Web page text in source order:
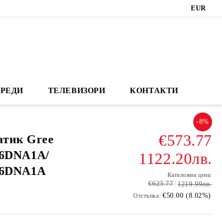
EUR
ТЕЛЕВИЗОРИ КОНТАКТИ
Gree
-8%
€573.77
1122.20лв.
Каталожна цена:
€623.77 1219.99лв.
Отстъпка: €50.00 (8.02%)